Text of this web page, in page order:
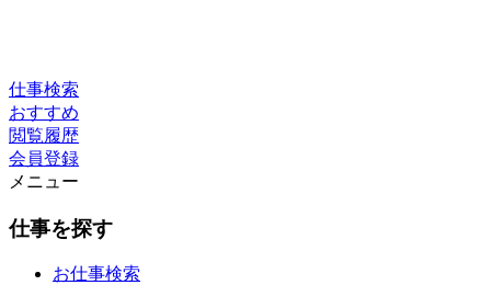
仕事検索
おすすめ
閲覧履歴
会員登録
メニュー
仕事を探す
お仕事検索